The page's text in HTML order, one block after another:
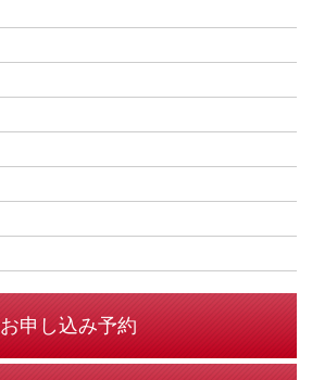
お申し込み予約